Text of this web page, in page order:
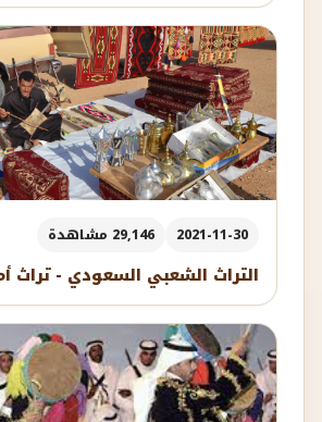
2021-11-30 29,146 مشاهدة
التراث الشعبي السعودي - تراث